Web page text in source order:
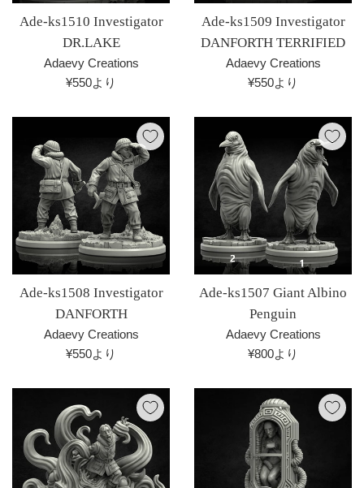
Ade-ks1510 Investigator
DR.LAKE
Adaevy Creations
¥550より
Ade-ks1509 Investigator
DANFORTH TERRIFIED
Adaevy Creations
¥550より
Ade-ks1508 Investigator
DANFORTH
Adaevy Creations
¥550より
Ade-ks1507 Giant Albino
Penguin
Adaevy Creations
¥800より